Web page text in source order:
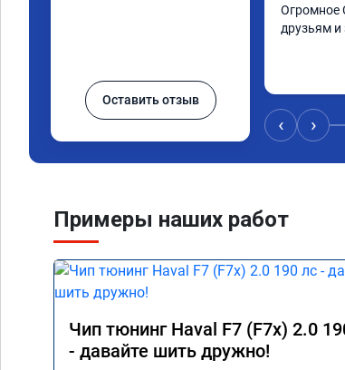
Оставить отзыв
Огромное
друзьям
‹ ›
Примеры наших работ
Чип тюнинг Haval F7 (F7x) 2.0
- давайте шить дружно!